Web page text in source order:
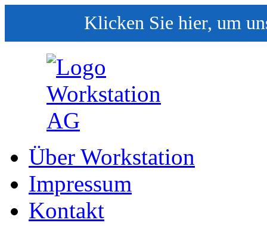
Klicken Sie hier, um
Über Workstation
Impressum
Kontakt